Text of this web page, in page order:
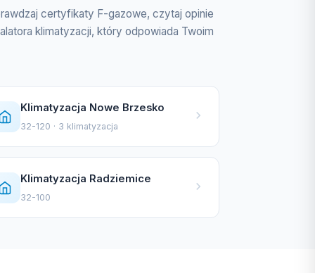
certyfikaty F-gazowe, czytaj opinie
klimatyzacji, który odpowiada Twoim
Klimatyzacja Nowe Brzesko
32-120 · 3 klimatyzacja
Klimatyzacja Radziemice
32-100